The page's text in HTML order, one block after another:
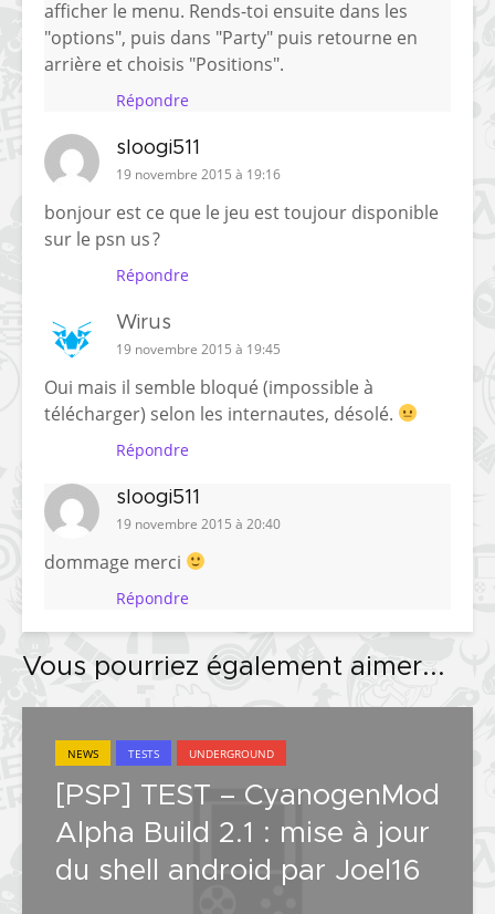
afficher le menu. Rends-toi ensuite dans les
"options", puis dans "Party" puis retourne en
arrière et choisis "Positions".
Répondre
sloogi511
19 novembre 2015 à 19:16
bonjour est ce que le jeu est toujour disponible
sur le psn us ?
Répondre
Wirus
19 novembre 2015 à 19:45
Oui mais il semble bloqué (impossible à
télécharger) selon les internautes, désolé.
Répondre
sloogi511
19 novembre 2015 à 20:40
dommage merci
Répondre
Vous pourriez également aimer...
NEWS TESTS UNDERGROUND
[PSP] TEST – CyanogenMod
Alpha Build 2.1 : mise à jour
du shell android par Joel16